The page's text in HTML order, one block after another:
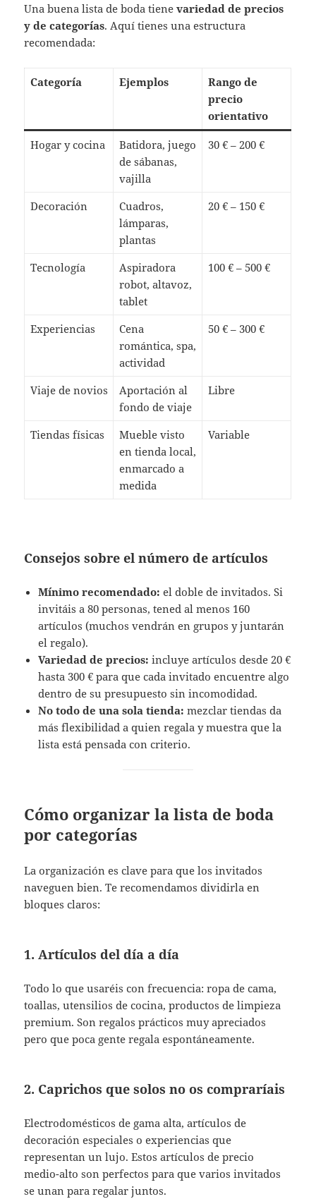
Una buena lista de boda tienevariedad de precios
y de categorías. Aquí tienes una estructura
recomendada:
Categoría Ejemplos
Rango de
precio
orientativo
Hogar y cocina
Batidora, juego
de sábanas,
vajilla
30 € – 200 €
Decoración
Cuadros,
lámparas,
plantas
20 € – 150 €
Tecnología
Aspiradora
robot, altavoz,
tablet
100 € – 500 €
Experiencias
Cena
romántica, spa,
actividad
50 € – 300 €
Viaje de novios
Aportación al
fondo de viaje
Libre
Tiendas físicas
Mueble visto
en tienda local,
enmarcado a
medida
Variable
Consejos sobre el número de artículos
Mínimo recomendado: el doble de invitados. Si
invitáis a 80 personas, tened al menos 160
artículos (muchos vendrán en grupos y juntarán
el regalo).
Variedad de precios: incluye artículos desde 20 €
hasta 300 € para que cada invitado encuentre algo
dentro de su presupuesto sin incomodidad.
No todo de una sola tienda: mezclar tiendas da
más flexibilidad a quien regala y muestra que la
lista está pensada con criterio.
Cómo organizar la lista de boda
por categorías
La organización es clave para que los invitados
naveguen bien. Te recomendamos dividirla en
bloques claros:
1. Artículos del día a día
Todo lo que usaréis con frecuencia: ropa de cama,
toallas, utensilios de cocina, productos de limpieza
premium. Son regalos prácticos muy apreciados
pero que poca gente regala espontáneamente.
2. Caprichos que solos no os compraríais
Electrodomésticos de gama alta, artículos de
decoración especiales o experiencias que
representan un lujo. Estos artículos de precio
medio-alto son perfectos para que varios invitados
se unan para regalar juntos.